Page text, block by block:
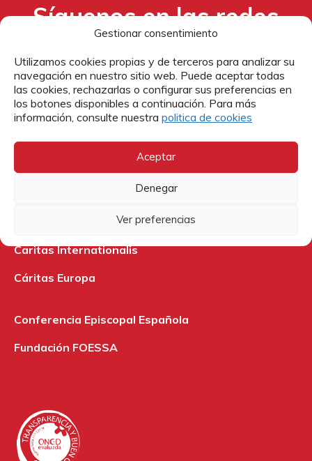
Gestionar consentimiento
Utilizamos cookies propias y de terceros para analizar su
navegación en nuestro sitio web. Puede aceptar todas
las cookies, rechazarlas o configurar sus preferencias en
los botones disponibles a continuación. Para más
información, consulte nuestra politica de cookies
Aceptar
Denegar
Ver preferencias
Síguenos en las redes
sociales:
Archidiócesis de Burgos
Caritas Internationalis
Cáritas Europa
Conferencia Episcopal Española
Fundación FOESSA